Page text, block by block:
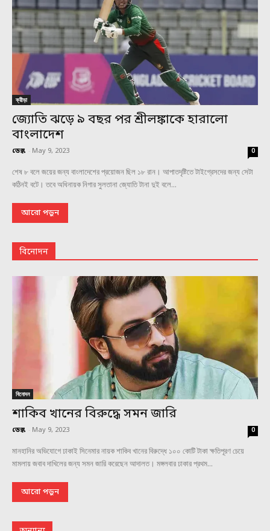
ক্রীড়া
জ্যোতি ঝড়ে ৯ বছর পর শ্রীলঙ্কাকে হারালো
বাংলাদেশ
ডেস্ক - May 9, 2023 0
শেষ ৮ বলে জয়ের জন্য বাংলাদেশের প্রয়োজন ছিল ১৮ রান। আপাতদৃষ্টিতে টাইগ্রেসদের জন্য সেটা
কঠিনই বটে। তবে অধিনায়ক নিগার সুলতানা জ্যোতি টানা দুই বলে...
আরো পড়ুন
বিনোদন
বিনোদন
শাকিব খানের বিরুদ্ধে সমন জারি
ডেস্ক - May 9, 2023 0
মানহানির অভিযোগে ঢাকাই সিনেমার নায়ক শাকিব খানের বিরুদ্ধে ১০০ কোটি টাকা ক্ষতিপূরণ চেয়ে
মামলায় জবাব দাখিলের জন্য সমন জারি করেছেন আদালত। মঙ্গলবার ঢাকার প্রথম...
আরো পড়ুন